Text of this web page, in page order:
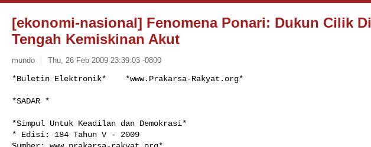
[ekonomi-nasional] Fenomena Ponari: Dukun Cilik Di
Tengah Kemiskinan Akut
mundo Thu, 26 Feb 2009 23:39:03 -0800
*Buletin Elektronik*    *www.Prakarsa-Rakyat.org*
*SADAR *
*Simpul Untuk Keadilan dan Demokrasi*
* Edisi: 184 Tahun V - 2009